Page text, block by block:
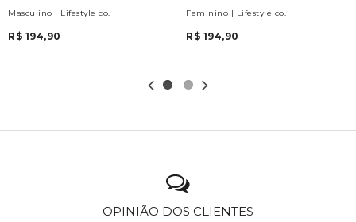
Masculino | Lifestyle co.
R$ 194,90
Feminino | Lifestyle co.
R$ 194,90
OPINIÃO DOS CLIENTES